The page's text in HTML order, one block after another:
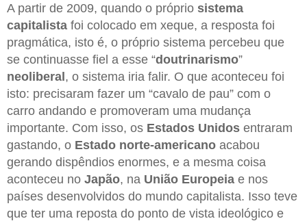
A partir de 2009, quando o próprio sistema
capitalista foi colocado em xeque, a resposta foi
pragmática, isto é, o próprio sistema percebeu que
se continuasse fiel a esse “doutrinarismo”
neoliberal, o sistema iria falir. O que aconteceu foi
isto: precisaram fazer um “cavalo de pau” com o
carro andando e promoveram uma mudança
importante. Com isso, os Estados Unidos entraram
gastando, o Estado norte-americano acabou
gerando dispêndios enormes, e a mesma coisa
aconteceu no Japão, na União Europeia e nos
países desenvolvidos do mundo capitalista. Isso teve
que ter uma reposta do ponto de vista ideológico e